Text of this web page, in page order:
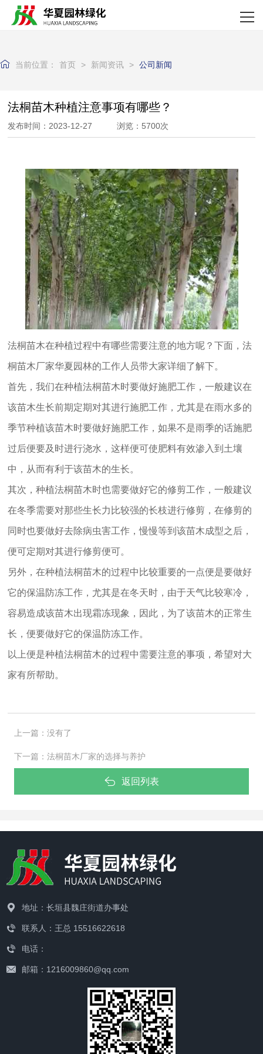
网站首页
新闻资讯
资质荣誉
企业实力
联系我们
当前位置： 首页 > 新闻资讯 > 公司新闻
法桐苗木种植注意事项有哪些？
发布时间：2023-12-27 浏览：5700次
法桐苗木在种植过程中有哪些需要注意的地方呢？下面，法
桐苗木厂家华夏园林的工作人员带大家详细了解下。
首先，我们在种植法桐苗木时要做好施肥工作，一般建议在
该苗木生长前期定期对其进行施肥工作，尤其是在雨水多的
季节种植该苗木时要做好施肥工作，如果不是雨季的话施肥
过后便要及时进行浇水，这样便可使肥料有效渗入到土壤
中，从而有利于该苗木的生长。
其次，种植法桐苗木时也需要做好它的修剪工作，一般建议
在冬季需要对那些生长力比较强的长枝进行修剪，在修剪的
同时也要做好去除病虫害工作，慢慢等到该苗木成型之后，
便可定期对其进行修剪便可。
另外，在种植法桐苗木的过程中比较重要的一点便是要做好
它的保温防冻工作，尤其是在冬天时，由于天气比较寒冷，
容易造成该苗木出现霜冻现象，因此，为了该苗木的正常生
长，便要做好它的保温防冻工作。
以上便是种植法桐苗木的过程中需要注意的事项，希望对大
家有所帮助。
上一篇： 没有了
下一篇： 法桐苗木厂家的选择与养护
返回列表
地址：长垣县魏庄街道办事处
联系人：王总 15516622618
电话：
邮箱：1216009860@qq.com